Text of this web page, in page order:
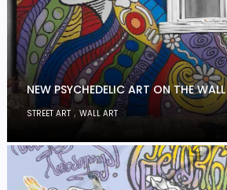
NEW PSYCHEDELIC ART ON THE WALL
STREET ART ,WALL ART